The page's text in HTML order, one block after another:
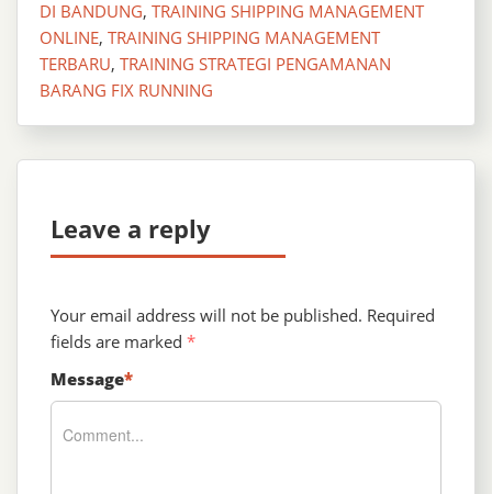
DI BANDUNG, TRAINING SHIPPING MANAGEMENT
ONLINE, TRAINING SHIPPING MANAGEMENT
TERBARU, TRAINING STRATEGI PENGAMANAN
BARANG FIX RUNNING
Leave a reply
Your email address will not be published. Required
fields are marked *
Message*